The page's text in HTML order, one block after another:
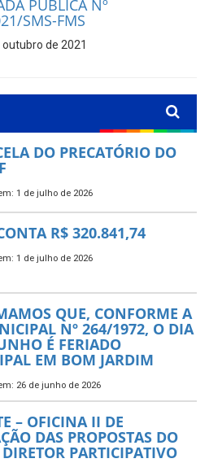
PÚBLICA Nº
SMS-FMS
outubro de 2021
DO PRECATÓRIO DO
1 de julho de 2026
R$ 320.841,74
1 de julho de 2026
QUE, CONFORME A
Nº 264/1972, O DIA
É FERIADO
EM BOM JARDIM
26 de junho de 2026
– OFICINA II DE
DAS PROPOSTAS DO
PARTICIPATIVO